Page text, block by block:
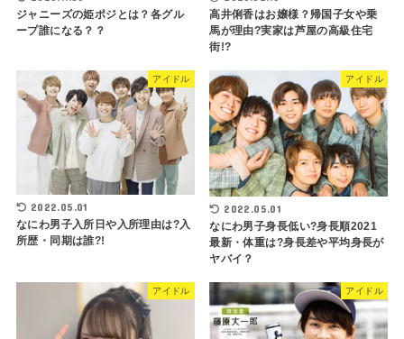
ジャニーズの姫ポジとは？各グル
ープ誰になる？？
高井俐香はお嬢様？帰国子女や乗
馬が理由?実家は芦屋の高級住宅
街!?
アイドル
2022.05.01
なにわ男子入所日や入所理由は?入
所歴・同期は誰?!
アイドル
2022.05.01
なにわ男子身長低い?身長順2021
最新・体重は?身長差や平均身長が
ヤバイ？
アイドル アイドル